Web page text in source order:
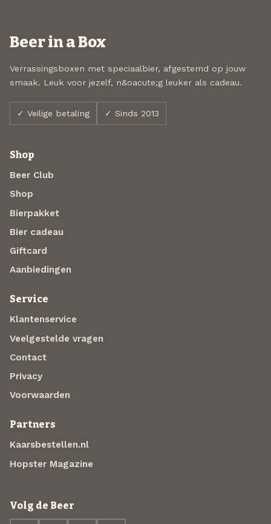
Beer in a Box
Verrassingsboxen met speciaalbier, afgestemd op jouw
smaak. Leuk voor jezelf, n&oacute;g leuker als cadeau.
✓ Veilige betaling ✓ Sinds 2013
Shop
Beer Club
Shop
Bierpakket
Bier cadeau
Giftcard
Aanbiedingen
Service
Klantenservice
Veelgestelde vragen
Contact
Privacy
Voorwaarden
Partners
Kaarsbestellen.nl
Hopster Magazine
Volg de Beer